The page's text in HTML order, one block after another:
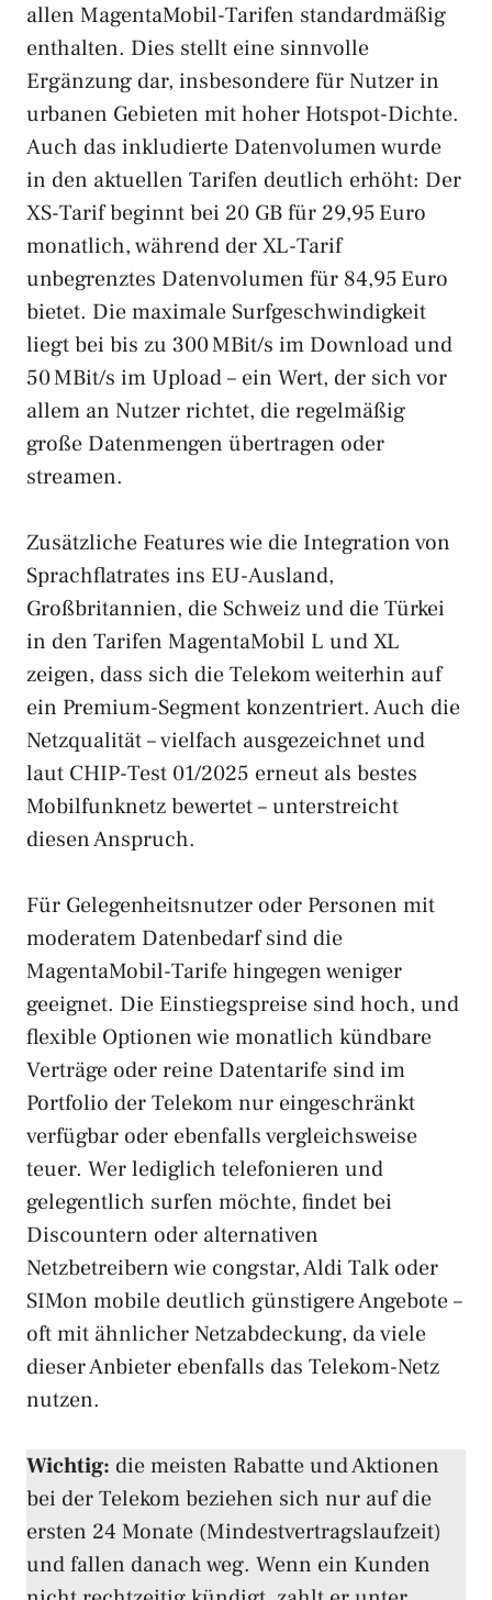
allen MagentaMobil-Tarifen standardmäßig
enthalten. Dies stellt eine sinnvolle
Ergänzung dar, insbesondere für Nutzer in
urbanen Gebieten mit hoher Hotspot-Dichte.
Auch das inkludierte Datenvolumen wurde
in den aktuellen Tarifen deutlich erhöht: Der
XS-Tarif beginnt bei 20 GB für 29,95 Euro
monatlich, während der XL-Tarif
unbegrenztes Datenvolumen für 84,95 Euro
bietet. Die maximale Surfgeschwindigkeit
liegt bei bis zu 300 MBit/s im Download und
50 MBit/s im Upload – ein Wert, der sich vor
allem an Nutzer richtet, die regelmäßig
große Datenmengen übertragen oder
streamen.
Zusätzliche Features wie die Integration von
Sprachflatrates ins EU-Ausland,
Großbritannien, die Schweiz und die Türkei
in den Tarifen MagentaMobil L und XL
zeigen, dass sich die Telekom weiterhin auf
ein Premium-Segment konzentriert. Auch die
Netzqualität – vielfach ausgezeichnet und
laut CHIP-Test 01/2025 erneut als bestes
Mobilfunknetz bewertet – unterstreicht
diesen Anspruch.
Für Gelegenheitsnutzer oder Personen mit
moderatem Datenbedarf sind die
MagentaMobil-Tarife hingegen weniger
geeignet. Die Einstiegspreise sind hoch, und
flexible Optionen wie monatlich kündbare
Verträge oder reine Datentarife sind im
Portfolio der Telekom nur eingeschränkt
verfügbar oder ebenfalls vergleichsweise
teuer. Wer lediglich telefonieren und
gelegentlich surfen möchte, findet bei
Discountern oder alternativen
Netzbetreibern wie congstar, Aldi Talk oder
SIMon mobile deutlich günstigere Angebote –
oft mit ähnlicher Netzabdeckung, da viele
dieser Anbieter ebenfalls das Telekom-Netz
nutzen.
Wichtig: die meisten Rabatte und Aktionen
bei der Telekom beziehen sich nur auf die
ersten 24 Monate (Mindestvertragslaufzeit)
und fallen danach weg. Wenn ein Kunden